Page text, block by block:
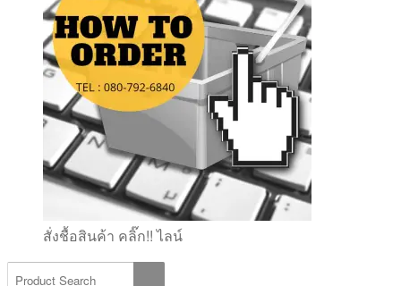
สั่งชื้อสินค้า คลิ๊ก!! ไลน์